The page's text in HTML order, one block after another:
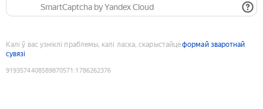
SmartCaptcha by Yandex Cloud
Калі ў вас узніклі праблемы, калі ласка, скарыстайцеформай зваротнай
сувязі
9193574408589870571 :1786262376